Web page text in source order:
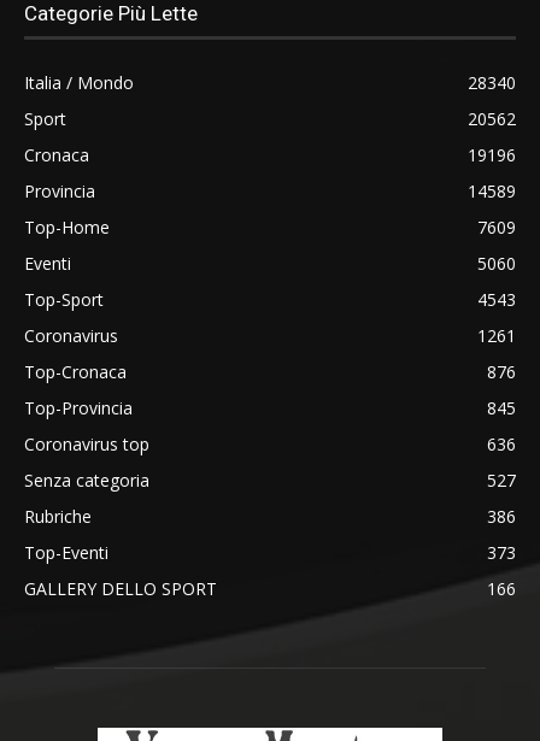
Categorie Più Lette
Italia / Mondo
28340
Sport
20562
Cronaca
19196
Provincia
14589
Top-Home
7609
Eventi
5060
Top-Sport
4543
Coronavirus
1261
Top-Cronaca
876
Top-Provincia
845
Coronavirus top
636
Senza categoria
527
Rubriche
386
Top-Eventi
373
GALLERY DELLO SPORT
166